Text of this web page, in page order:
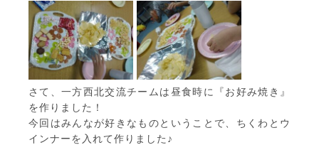
さて、一方西北交流チームは昼食時に『お好み焼き』
を作りました！
今回はみんなが好きなものということで、ちくわとウ
インナーを入れて作りました♪